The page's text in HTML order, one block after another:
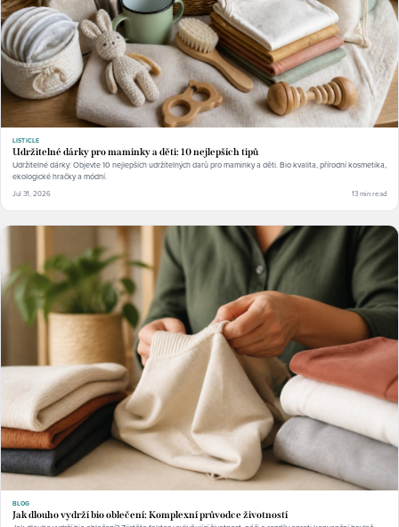
LISTICLE
Udržitelné dárky pro maminky a děti: 10 nejlepších tipů
Udržitelné dárky: Objevte 10 nejlepších udržitelných darů pro maminky a děti. Bio kvalita, přírodní kosmetika,
ekologické hračky a módní.
Jul 31, 2026 13 min read
BLOG
Jak dlouho vydrží bio oblečení: Komplexní průvodce životností